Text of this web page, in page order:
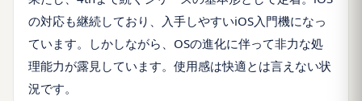
の対応も継続しており、入手しやすいiOS入門機になっ
ています。しかしながら、 OSの進化に伴って非力な処
理能力が露見しています。使用感は快適とは言えない状
況です。